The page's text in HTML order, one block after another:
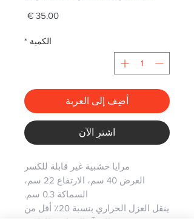
السعر
الكمية *
أضِف إلى العربة
اشترِ الآن
مرايا خشبية غير قابلة للكسر
العرض 40 سم، الارتفاع 22 سم،
السماكة 0.3 سم.
ينقل العزل الحراري بنسبة 20٪ أقل من
المرآة الزجاجية العادية.